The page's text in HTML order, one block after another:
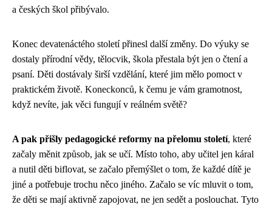
a českých škol přibývalo.
Konec devatenáctého století přinesl další změny. Do výuky se
dostaly přírodní vědy, tělocvik, škola přestala být jen o čtení a
psaní. Děti dostávaly širší vzdělání, které jim mělo pomoct v
praktickém životě. Koneckonců, k čemu je vám gramotnost,
když nevíte, jak věci fungují v reálném světě?
A pak přišly pedagogické reformy na přelomu století, které
začaly měnit způsob, jak se učí. Místo toho, aby učitel jen káral
a nutil děti biflovat, se začalo přemýšlet o tom, že každé dítě je
jiné a potřebuje trochu něco jiného. Začalo se víc mluvit o tom,
že děti se mají aktivně zapojovat, ne jen sedět a poslouchat. Tyto